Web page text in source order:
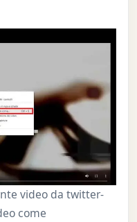
video da twitter-
come